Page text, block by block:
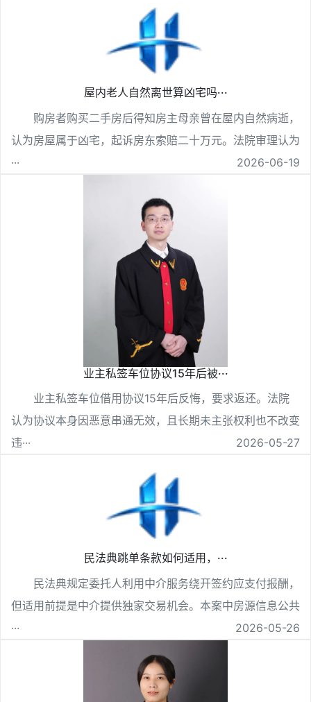
屋内老人自然离世算凶宅吗···
购房者购买二手房后得知房主母亲曾在屋内自然病逝，
认为房屋属于凶宅，起诉房东索赔二十万元。法院审理认为
···
2026-06-19
业主私签车位协议15年后被···
业主私签车位借用协议15年后反悔，要求返还。法院
认为协议本身因恶意串通无效，且长期未主张权利也不改变
违···
2026-05-27
民法典跳单条款如何适用，···
民法典规定委托人利用中介服务绕开签约应支付报酬，
但适用前提是中介提供独家交易机会。本案中房源信息公共
···
2026-05-26